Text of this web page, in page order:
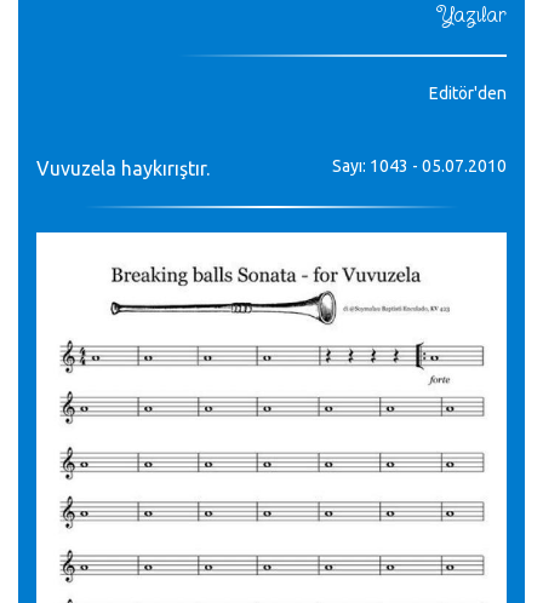
Yazılar
Editör'den
Vuvuzela haykırıştır. Sayı: 1043 - 05.07.2010